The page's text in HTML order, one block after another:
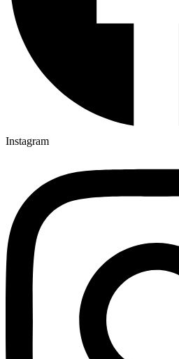
Instagram